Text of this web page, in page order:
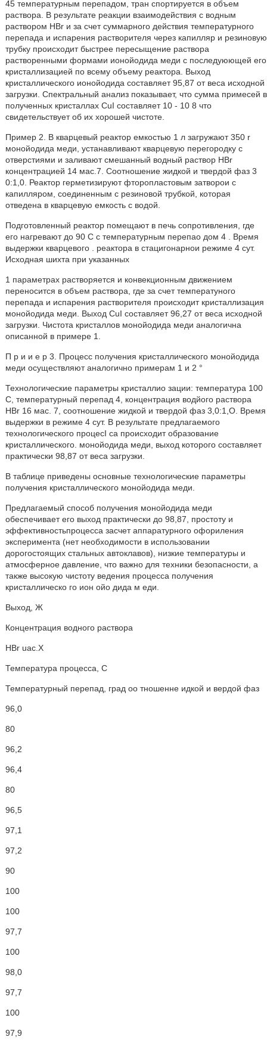
45 температурным перепадом, тран спортируется в объем
раствора. В результате реакции взаимодействия с водным
раствором HBr и за счет суммарного действия температурного
перепада и испарения растворителя через капилляр и резиновую
трубку происходит быстрее пересыщение раствора
растворенными формами ионойодида меди с последуюющей его
кристаллизацией по всему объему реактора. Выход
кристаллического ионойодида составляет 95,87 от веса исходной
загрузки. Спектральный анализ показывает, что сумма примесей в
полученных кристаллах CuI составляет 10 - 10 8 что
свидетельствует об их хорошей чистоте.
Пример 2. В кварцевый реактор емкостью 1 л загружают 350 r
монойодида меди, устанавливают кварцевую перегородку с
отверстиями и заливают смешанный водный раствор HBr
концентрацией 14 мас.7. Соотношение жидкой и твердой фаз 3
0:1,0. Реактор герметизируют фторопластовым затворои с
капилляром, соединенным с резиновой трубкой, которая
отведена в кварцевую емкость с водой.
Подготовленный реактор помещают в печь сопротивления, где
его нагревают до 90 С с температурным перепао дом 4 . Время
выдержки кварцевого . реактора в стацигонарнои режиме 4 сут.
Исходная шихта при указанных
1 параметрах растворяется и конвекционным движением
переносится в объем раствора, где за счет температуного
перепада и испарения растворителя происходит кристаллизация
монойодида меди. Выход CuI составляет 96,27 от веса исходной
загрузки. Чистота кристаллов монойодида меди аналогична
описанной в примере 1.
П р и и е р 3. Процесс получения кристаллического монойодида
меди осуществляют аналогично примерам 1 и 2 °
Технологические параметры кристаллио зации: температура 100
С, температурный перепад 4, концентрация водйого раствора
HBr 16 мас. 7, соотношение жидкой и твердой фаз 3,0:1,О. Время
выдержки в режиме 4 сут. В результате предлагаемого
технологического процесI са происходит образование
кристаллического. монойодида меди, выход которого составляет
практически 98,87 от веса загрузки.
В таблице приведены основные технологические параметры
получения кристаллического монойодида меди.
Предлагаемый способ получения монойодида меди
обеспечивает его выход практически до 98,87, простоту и
эффективностьпроцесса засчет аппаратурного офориления
эксперимента (нет необходимости в использовании
дорогостоящих стальных автоклавов), низкие температуры и
атмосферное давление, что важно для техники безопасности, а
также высокую чистоту ведения процесса получения
кристаллическо го ион ойо дида м еди.
Выход, Ж
Концентрация водного раствора
HBr uac.X
Температура процесса, С
Температурный перепад, град оо тношенне идкой и вердой фаз
96,0
80
96,2
96,4
80
96,5
97,1
97,2
90
100
100
97,7
100
98,0
97,7
100
97,9